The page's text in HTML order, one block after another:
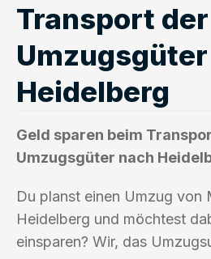
Transport der
Heidelberg
Geld sparen beim
Umzugsgüter nach
Du planst einen Umzug von
Heidelberg und möchtest
einsparen? Wir, das